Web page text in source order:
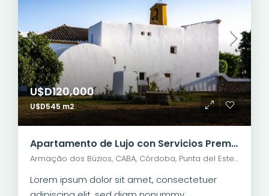
U$D120,000
U$D545 m2
Apartamento de Lujo con Servicios Premium
Armação dos Búzios, CABA, Córdoba, Punta del Este, Rosario, Santiago de Chile, Valparaíso, Villa Dolores, Viña del Mar
Lorem ipsum dolor sit amet, consectetuer